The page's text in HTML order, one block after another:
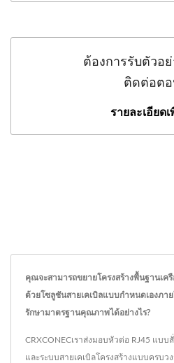
ต้องการรับตัวอ
ติดต่อต
รายละเอียด
คุณจะสามารถขยายโครงสร้างพื้นฐานเค
ด้วยโซลูชันสายเคเบิลแบบกำหนดเองภ
รักษามาตรฐานคุณภาพได้อย่างไร?
CRXCONECเราส่งมอบหัวต่อ RJ45 แบ
และระบบสายเคเบิลโครงสร้างแบบครบว